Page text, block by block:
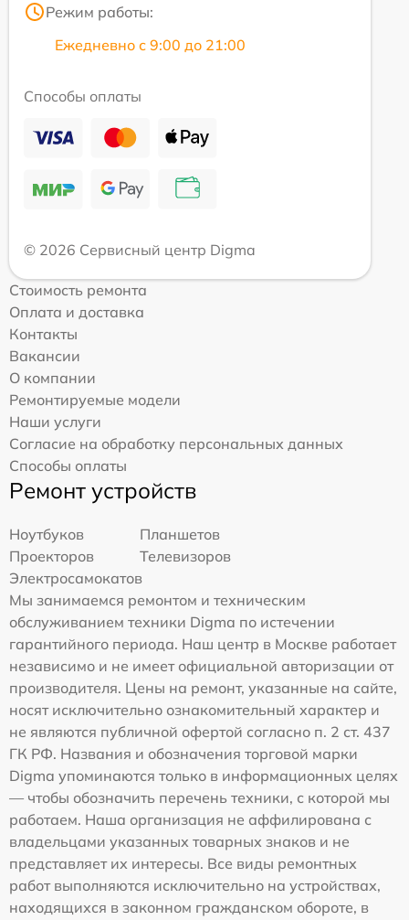
Режим работы:
Ежедневно с 9:00 до 21:00
Способы оплаты
© 2026 Сервисный центр Digma
Стоимость ремонта
Оплата и доставка
Контакты
Вакансии
О компании
Ремонтируемые модели
Наши услуги
Согласие на обработку персональных данных
Способы оплаты
Ремонт устройств
Ноутбуков
Планшетов
Проекторов
Телевизоров
Электросамокатов
Мы занимаемся ремонтом и техническим
обслуживанием техники Digma по истечении
гарантийного периода. Наш центр в Москве работает
независимо и не имеет официальной авторизации от
производителя. Цены на ремонт, указанные на сайте,
носят исключительно ознакомительный характер и
не являются публичной офертой согласно п. 2 ст. 437
ГК РФ. Названия и обозначения торговой марки
Digma упоминаются только в информационных целях
— чтобы обозначить перечень техники, с которой мы
работаем. Наша организация не аффилирована с
владельцами указанных товарных знаков и не
представляет их интересы. Все виды ремонтных
работ выполняются исключительно на устройствах,
находящихся в законном гражданском обороте, в